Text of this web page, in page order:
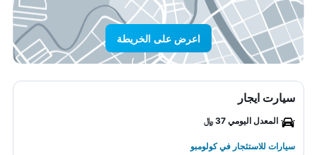
اعرض على الخريطة
سيارت ايجار
المعدل اليومي 37 ﷼
سيارات للاستئجار في كولومبو